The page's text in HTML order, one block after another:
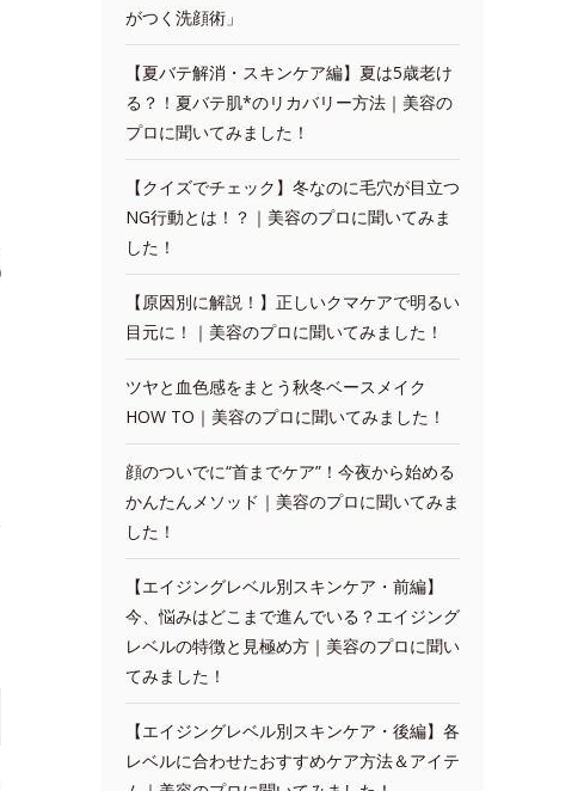
がつく洗顔術」
【夏バテ解消・スキンケア編】夏は5歳老け
る？！夏バテ肌*のリカバリー方法｜美容の
プロに聞いてみました！
【クイズでチェック】冬なのに毛穴が目立つ
NG行動とは！？｜美容のプロに聞いてみま
した！
【原因別に解説！】正しいクマケアで明るい
目元に！｜美容のプロに聞いてみました！
ツヤと血色感をまとう秋冬ベースメイク
HOW TO｜美容のプロに聞いてみました！
顔のついでに“首までケア”！今夜から始める
かんたんメソッド｜美容のプロに聞いてみま
した！
【エイジングレベル別スキンケア・前編】
今、悩みはどこまで進んでいる？エイジング
レベルの特徴と見極め方｜美容のプロに聞い
てみました！
【エイジングレベル別スキンケア・後編】各
レベルに合わせたおすすめケア方法＆アイテ